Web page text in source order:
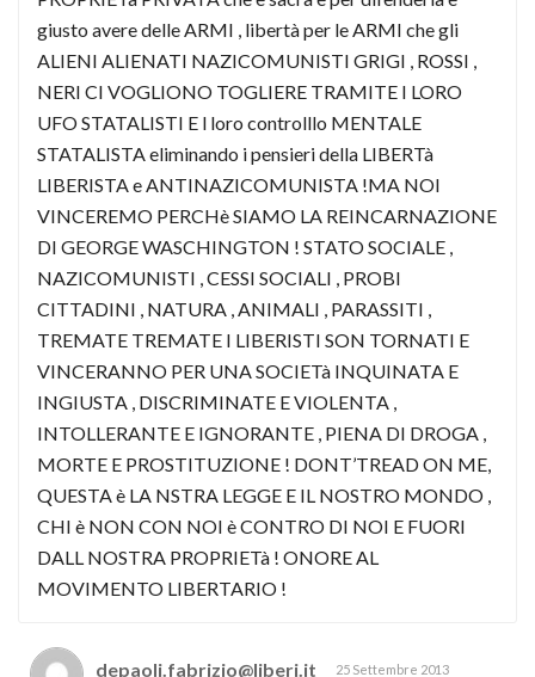
giusto avere delle ARMI , libertà per le ARMI che gli
ALIENI ALIENATI NAZICOMUNISTI GRIGI , ROSSI ,
NERI CI VOGLIONO TOGLIERE TRAMITE I LORO
UFO STATALISTI E l loro controlllo MENTALE
STATALISTA eliminando i pensieri della LIBERTà
LIBERISTA e ANTINAZICOMUNISTA !MA NOI
VINCEREMO PERCHè SIAMO LA REINCARNAZIONE
DI GEORGE WASCHINGTON ! STATO SOCIALE ,
NAZICOMUNISTI , CESSI SOCIALI , PROBI
CITTADINI , NATURA , ANIMALI , PARASSITI ,
TREMATE TREMATE I LIBERISTI SON TORNATI E
VINCERANNO PER UNA SOCIETà INQUINATA E
INGIUSTA , DISCRIMINATE E VIOLENTA ,
INTOLLERANTE E IGNORANTE , PIENA DI DROGA ,
MORTE E PROSTITUZIONE ! DONT’TREAD ON ME,
QUESTA è LA NSTRA LEGGE E IL NOSTRO MONDO ,
CHI è NON CON NOI è CONTRO DI NOI E FUORI
DALL NOSTRA PROPRIETà ! ONORE AL
MOVIMENTO LIBERTARIO !
depaoli.fabrizio@liberi.it 25 Settembre 2013